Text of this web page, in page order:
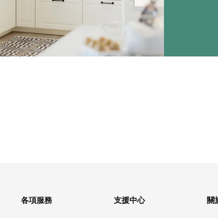
各項服務 支援中心 關